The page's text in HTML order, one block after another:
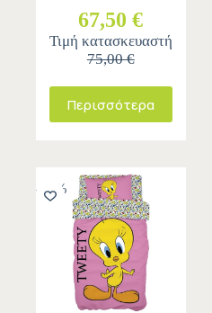
67,50 €
Τιμή κατασκευαστή
75,00 €
Περισσότερα
-10%